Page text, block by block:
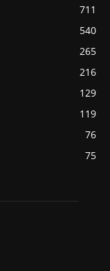
711
540
265
216
129
119
76
75